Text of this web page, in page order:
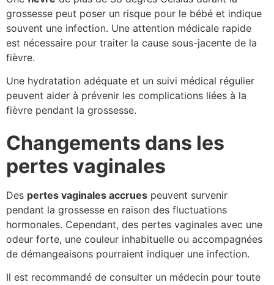
grossesse peut poser un risque pour le bébé et indique
souvent une infection. Une attention médicale rapide
est nécessaire pour traiter la cause sous-jacente de la
fièvre.
Une hydratation adéquate et un suivi médical régulier
peuvent aider à prévenir les complications liées à la
fièvre pendant la grossesse.
Changements dans les
pertes vaginales
Des pertes vaginales accrues peuvent survenir
pendant la grossesse en raison des fluctuations
hormonales. Cependant, des pertes vaginales avec une
odeur forte, une couleur inhabituelle ou accompagnées
de démangeaisons pourraient indiquer une infection.
Il est recommandé de consulter un médecin pour toute